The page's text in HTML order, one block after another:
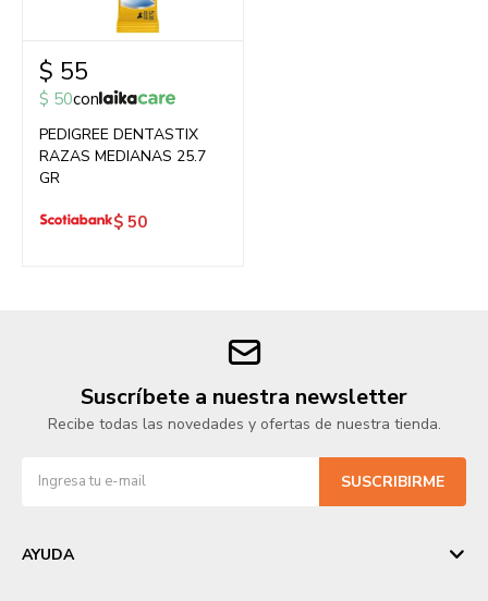
$ 55
$ 50con
PEDIGREE DENTASTIX
RAZAS MEDIANAS 25.7
GR
$ 50
Suscríbete a nuestra newsletter
Recibe todas las novedades y ofertas de nuestra tienda.
SUSCRIBIRME
AYUDA